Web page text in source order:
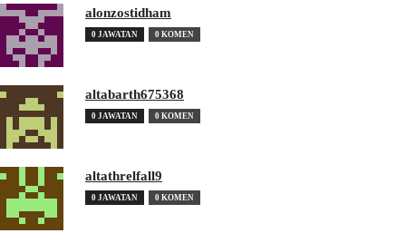
alonzostidham
0 JAWATAN 0 KOMEN
altabarth675368
0 JAWATAN 0 KOMEN
altathrelfall9
0 JAWATAN 0 KOMEN